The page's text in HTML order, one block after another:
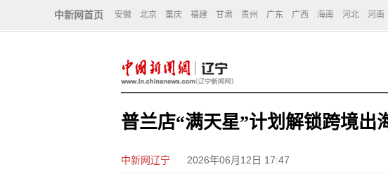
中新网首页 安徽 北京 重庆 福建 甘肃 贵州 广东 广西 海南 河北 河南
普兰店“满天星”计划解锁跨境出
中新网辽宁 2026年06月12日 17:47